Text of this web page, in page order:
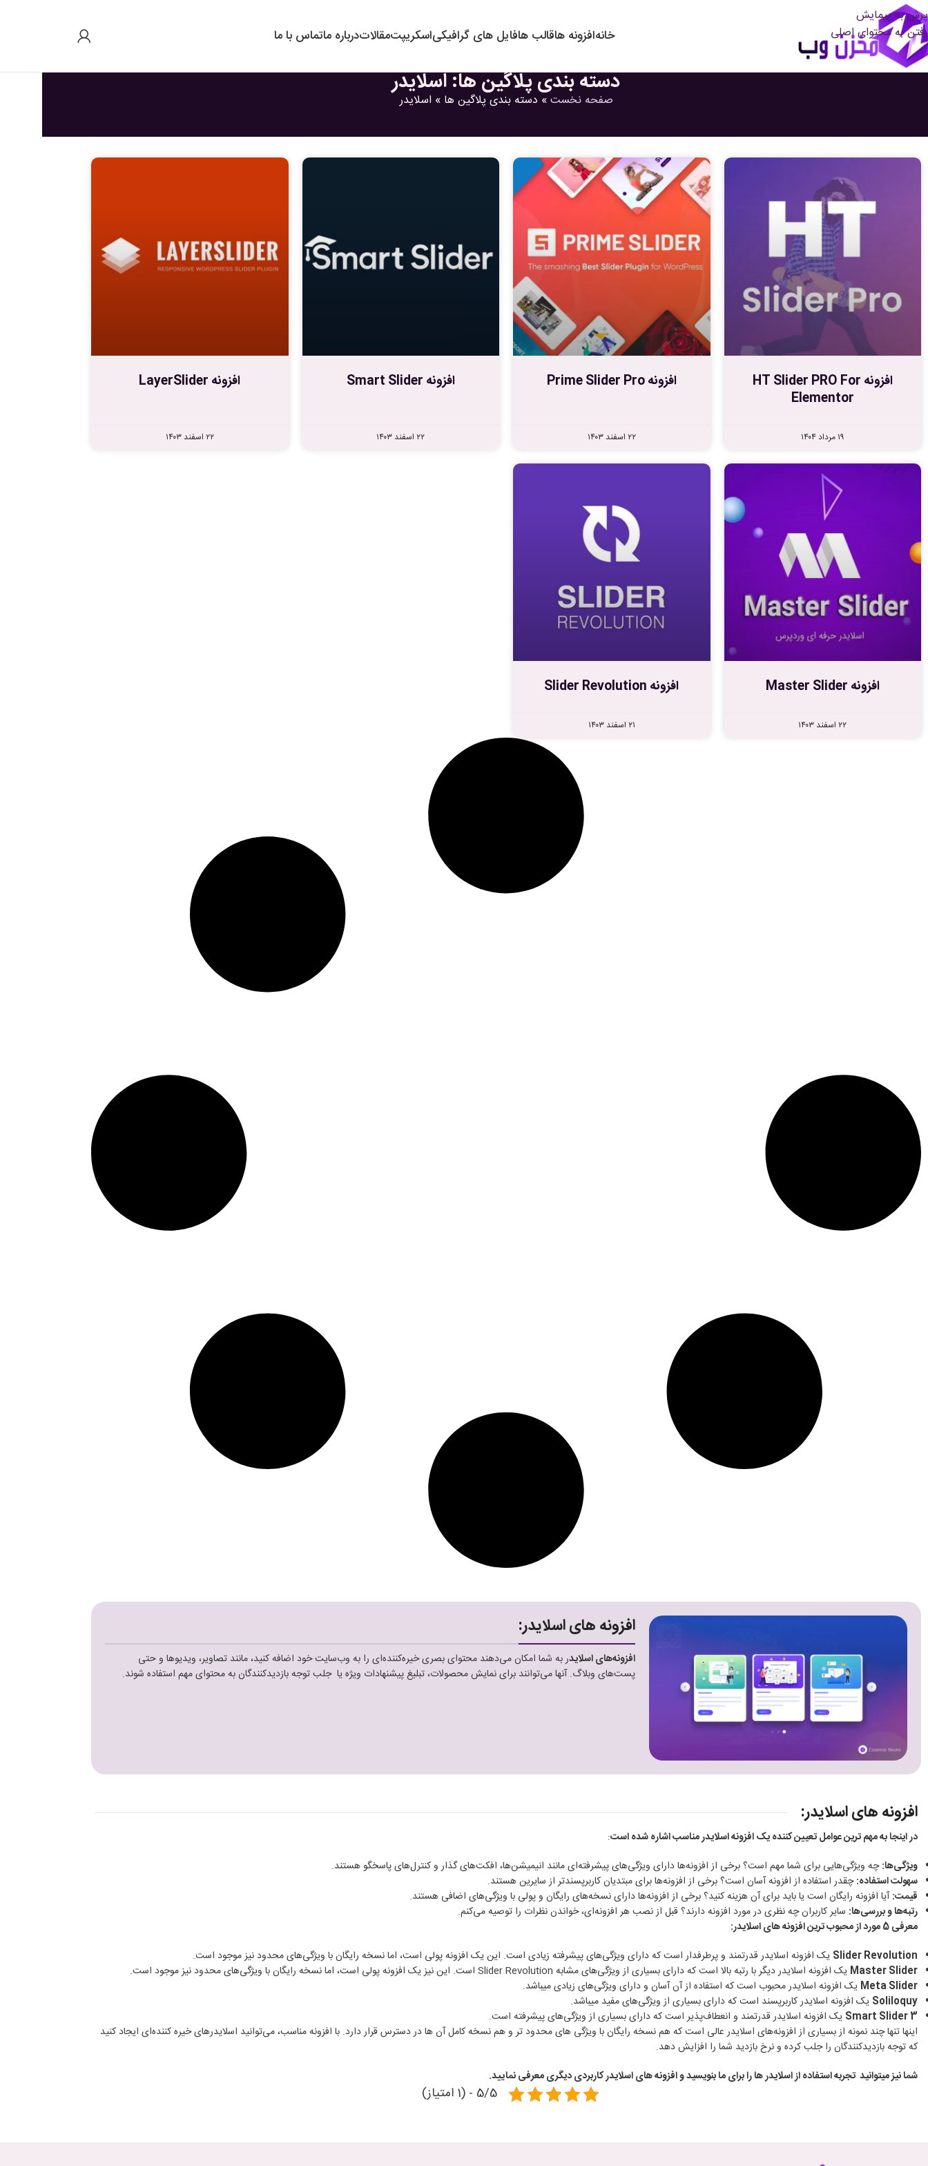
پرش به پیمایش
رفتن به محتوای اصلی
خانهافزونه هاقالب هافایل های گرافیکیاسکریپتمقالاتدرباره ماتماس با ما
دسته بندی پلاگین ها: اسلایدر
صفحه نخست» دسته بندی پلاگین ها » اسلایدر
افزونه HT Slider PRO For
Elementor
۱۹ مرداد ۱۴۰۴
افزونه Prime Slider Pro
۲۲ اسفند ۱۴۰۳
افزونه Smart Slider
۲۲ اسفند ۱۴۰۳
افزونه LayerSlider
۲۲ اسفند ۱۴۰۳
افزونه Master Slider
۲۲ اسفند ۱۴۰۳
افزونه Slider Revolution
۲۱ اسفند ۱۴۰۳
افزونه های اسلایدر:
افزونه‌های اسلایدر به شما امکان می‌دهند محتوای بصری خیره‌کننده‌ای را به وب‌سایت خود اضافه کنید، مانند تصاویر، ویدیوها و حتی
پست‌های وبلاگ. آنها می‌توانند برای نمایش محصولات، تبلیغ پیشنهادات ویژه یا جلب توجه بازدیدکنندگان به محتوای مهم استفاده شوند.
افزونه های اسلایدر:
در اینجا به مهم ترین عوامل تعیین کننده یک افزونه اسلایدر مناسب اشاره شده است:
ویژگی‌ها:چه ویژگی‌هایی برای شما مهم است؟ برخی از افزونه‌ها دارای ویژگی‌های پیشرفته‌ای مانند انیمیشن‌ها، افکت‌های گذار و کنترل‌های پاسخگو هستند.
سهولت استفاده:چقدر استفاده از افزونه آسان است؟ برخی از افزونه‌ها برای مبتدیان کاربرپسندتر از سایرین هستند.
قیمت:آیا افزونه رایگان است یا باید برای آن هزینه کنید؟ برخی از افزونه‌ها دارای نسخه‌های رایگان و پولی با ویژگی‌های اضافی هستند.
رتبه‌ها و بررسی‌ها: سایر کاربران چه نظری در مورد افزونه دارند؟ قبل از نصب هر افزونه‌ای، خواندن نظرات را توصیه می‌کنم.
معرفی5مورد از محبوب ترین افزونه های اسلایدر:
Slider Revolution یک افزونه اسلایدر قدرتمند و پرطرفدار است که دارای ویژگی‌های پیشرفته زیادی است. این یک افزونه پولی است، اما نسخه رایگان با ویژگی‌های محدود نیز موجود است.
Master Slider یک افزونه اسلایدر دیگر با رتبه بالا است که دارای بسیاری از ویژگی‌های مشابه Slider Revolution است. این نیز یک افزونه پولی است، اما نسخه رایگان با ویژگی‌های محدود نیز موجود است.
Meta Slider یک افزونه اسلایدر محبوب است که استفاده از آن آسان و دارای ویژگی‌های زیادی میباشد.
Soliloquy یک افزونه اسلایدر کاربرپسند است که دارای بسیاری از ویژگی‌های مفید میباشد.
Smart Slider 3 یک افزونه اسلایدر قدرتمند و انعطاف‌پذیر است که دارای بسیاری از ویژگی‌های پیشرفته است.
اینها تنها چند نمونه از بسیاری از افزونه‌های اسلایدر عالی است که هم نسخه رایگان با ویژگی های محدود تر و هم نسخه کامل آن ها در دسترس قرار دارد. با افزونه مناسب، می‌توانید اسلایدرهای خیره ‌کننده‌ای ایجاد کنید
که توجه بازدیدکنندگان را جلب کرده و نرخ بازدید شما را افزایش دهد.
شما نیز میتوانید تجربه استفاده از اسلایدر ها را برای ما بنویسید و افزونه های اسلایدر کاربردی دیگری معرفی نمایید.
5/5 - (1 امتیاز)